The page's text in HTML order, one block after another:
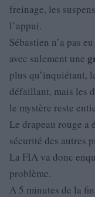
freinage, les
l’appui.
Sébastien n’a pas
avec sulement une
plus qu’inquiétant,
défaillant, mais les
le mystère reste
Le drapeau rouge a
sécurité des autres
La FIA va donc
problème.
A 5 minutes de la